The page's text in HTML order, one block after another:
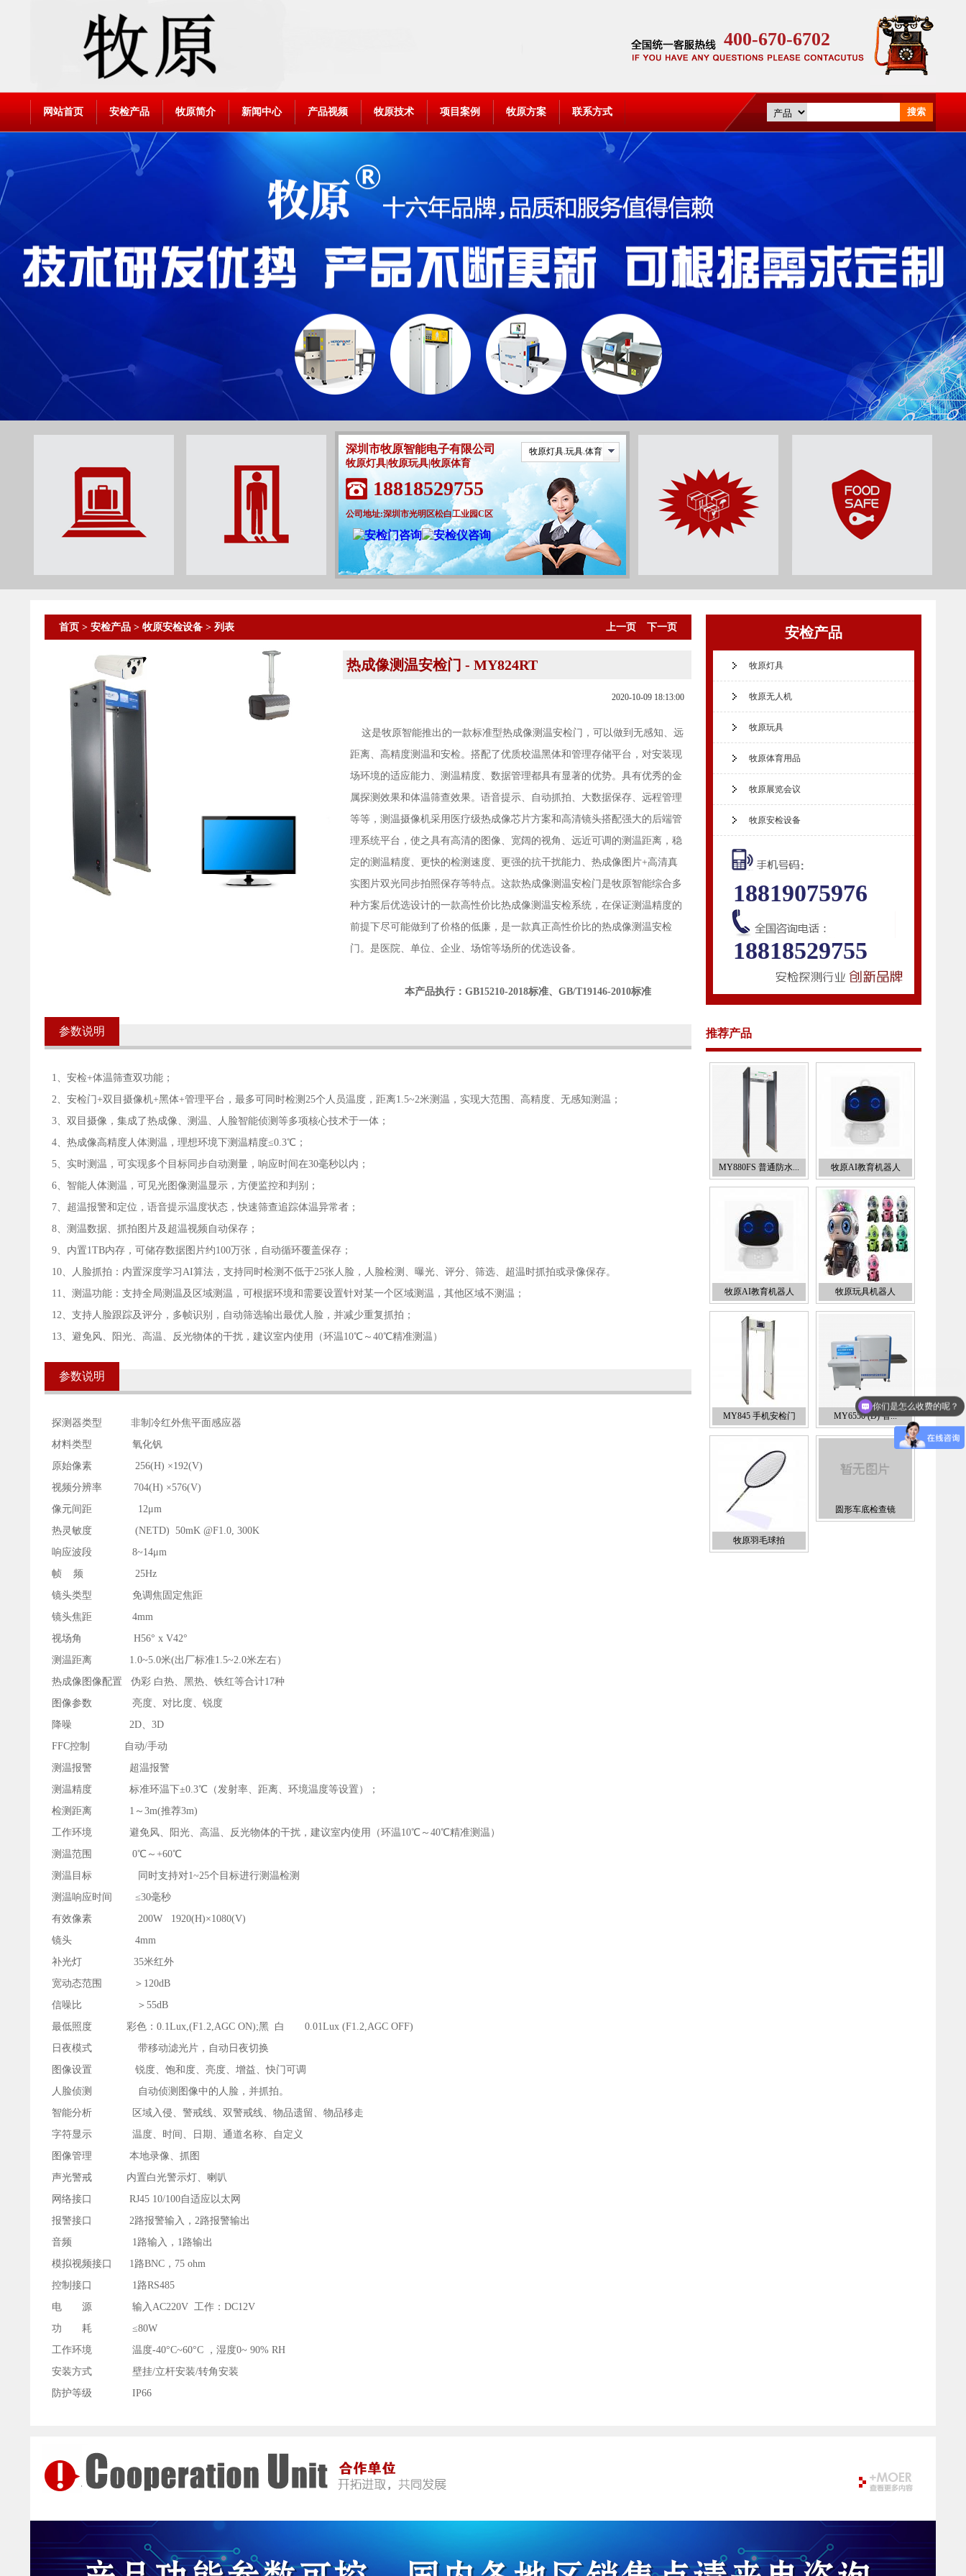
400-670-6702
网站首页 安检产品 牧原简介 新闻中心 产品视频 牧原技术 项目案例 牧原方案 联系方式
牧原灯具.玩具.体育
深圳市牧原智能电子有限公司
牧原灯具|牧原玩具|牧原体育
18818529755
公司地址:深圳市光明区松白工业园C区
首页 > 安检产品 > 牧原安检设备 > 列表 上一页 下一页
热成像测温安检门 - MY824RT
2020-10-09 18:13:00
这是牧原智能推出的一款标准型热成像测温安检门，可以做到无感知、远
距离、高精度测温和安检。搭配了优质校温黑体和管理存储平台，对安装现
场环境的适应能力、测温精度、数据管理都具有显著的优势。具有优秀的金
属探测效果和体温筛查效果。语音提示、自动抓拍、大数据保存、远程管理
等等，测温摄像机采用医疗级热成像芯片方案和高清镜头搭配强大的后端管
理系统平台，使之具有高清的图像、宽阔的视角、远近可调的测温距离，稳
定的测温精度、更快的检测速度、更强的抗干扰能力、热成像图片+高清真
实图片双光同步拍照保存等特点。这款热成像测温安检门是牧原智能综合多
种方案后优选设计的一款高性价比热成像测温安检系统，在保证测温精度的
前提下尽可能做到了价格的低廉，是一款真正高性价比的热成像测温安检
门。是医院、单位、企业、场馆等场所的优选设备。
本产品执行：GB15210-2018标准、GB/T19146-2010标准
参数说明
1、安检+体温筛查双功能；
2、安检门+双目摄像机+黑体+管理平台，最多可同时检测25个人员温度，距离1.5~2米测温，实现大范围、高精度、无感知测温；
3、双目摄像，集成了热成像、测温、人脸智能侦测等多项核心技术于一体；
4、热成像高精度人体测温，理想环境下测温精度≤0.3℃；
5、实时测温，可实现多个目标同步自动测量，响应时间在30毫秒以内；
6、智能人体测温，可见光图像测温显示，方便监控和判别；
7、超温报警和定位，语音提示温度状态，快速筛查追踪体温异常者；
8、测温数据、抓拍图片及超温视频自动保存；
9、内置1TB内存，可储存数据图片约100万张，自动循环覆盖保存；
10、人脸抓拍：内置深度学习AI算法，支持同时检测不低于25张人脸，人脸检测、曝光、评分、筛选、超温时抓拍或录像保存。
11、测温功能：支持全局测温及区域测温，可根据环境和需要设置针对某一个区域测温，其他区域不测温；
12、支持人脸跟踪及评分，多帧识别，自动筛选输出最优人脸，并减少重复抓拍；
13、避免风、阳光、高温、反光物体的干扰，建议室内使用（环温10℃～40℃精准测温）
参数说明
探测器类型 非制冷红外焦平面感应器
材料类型 氧化钒
原始像素 256(H) ×192(V)
视频分辨率 704(H) ×576(V)
像元间距 12μm
热灵敏度 (NETD) 50mK @F1.0, 300K
响应波段 8~14μm
帧 频 25Hz
镜头类型 免调焦固定焦距
镜头焦距 4mm
视场角 H56° x V42°
测温距离 1.0~5.0米(出厂标准1.5~2.0米左右）
热成像图像配置 伪彩 白热、黑热、铁红等合计17种
图像参数 亮度、对比度、锐度
降噪 2D、3D
FFC控制 自动/手动
测温报警 超温报警
测温精度 标准环温下±0.3℃（发射率、距离、环境温度等设置）；
检测距离 1～3m(推荐3m)
工作环境 避免风、阳光、高温、反光物体的干扰，建议室内使用（环温10℃～40℃精准测温）
测温范围 0℃～+60℃
测温目标 同时支持对1~25个目标进行测温检测
测温响应时间 ≤30毫秒
有效像素 200W 1920(H)×1080(V)
镜头 4mm
补光灯 35米红外
宽动态范围 ＞120dB
信噪比 ＞55dB
最低照度 彩色：0.1Lux,(F1.2,AGC ON);黑 白 0.01Lux (F1.2,AGC OFF)
日夜模式 带移动滤光片，自动日夜切换
图像设置 锐度、饱和度、亮度、增益、快门可调
人脸侦测 自动侦测图像中的人脸，并抓拍。
智能分析 区域入侵、警戒线、双警戒线、物品遗留、物品移走
字符显示 温度、时间、日期、通道名称、自定义
图像管理 本地录像、抓图
声光警戒 内置白光警示灯、喇叭
网络接口 RJ45 10/100自适应以太网
报警接口 2路报警输入，2路报警输出
音频 1路输入，1路输出
模拟视频接口 1路BNC，75 ohm
控制接口 1路RS485
电 源 输入AC220V 工作：DC12V
功 耗 ≤80W
工作环境 温度-40°C~60°C ，湿度0~ 90% RH
安装方式 壁挂/立杆安装/转角安装
防护等级 IP66
安检产品
牧原灯具
牧原无人机
牧原玩具
牧原体育用品
牧原展览会议
牧原安检设备
18819075976
18818529755
推荐产品
MY880FS 普通防水... 牧原AI教育机器人
牧原AI教育机器人 牧原玩具机器人
MY845 手机安检门 MY6550 (D) 智...
牧原羽毛球拍
圆形车底检查镜
你们是怎么收费的呢？